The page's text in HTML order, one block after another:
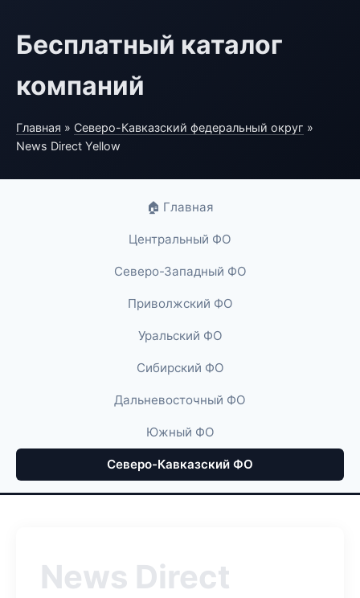
Бесплатный каталог
компаний
Главная » Северо-Кавказский федеральный округ »
News Direct Yellow
🏠 Главная
Центральный ФО
Северо-Западный ФО
Приволжский ФО
Уральский ФО
Сибирский ФО
Дальневосточный ФО
Южный ФО
Северо-Кавказский ФО
News Direct